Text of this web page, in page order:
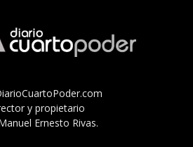
y propietario
Ernesto Rivas.